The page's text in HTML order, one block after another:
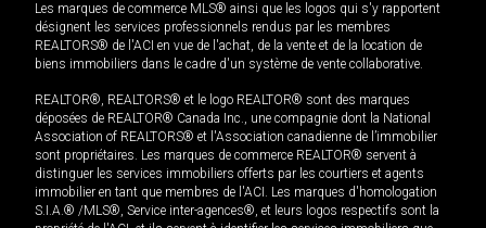
Les marques de commerce MLS® ainsi que les logos qui s'y rapportent
désignent les services professionnels rendus par les membres
REALTORS® de l'ACI en vue de l'achat, de la vente et de la location de
biens immobiliers dans le cadre d'un système de vente collaborative.
REALTOR®, REALTORS® et le logo REALTOR® sont des marques
déposées de REALTOR® Canada Inc., une compagnie dont la National
Association of REALTORS® et l'Association canadienne de l’immobilier
sont propriétaires. Les marques de commerce REALTOR® servent à
distinguer les services immobiliers offerts par les courtiers et agents
immobilier en tant que membres de l'ACI. Les marques d'homologation
S.I.A.® /MLS®, Service inter-agences®, et leurs logos respectifs sont la